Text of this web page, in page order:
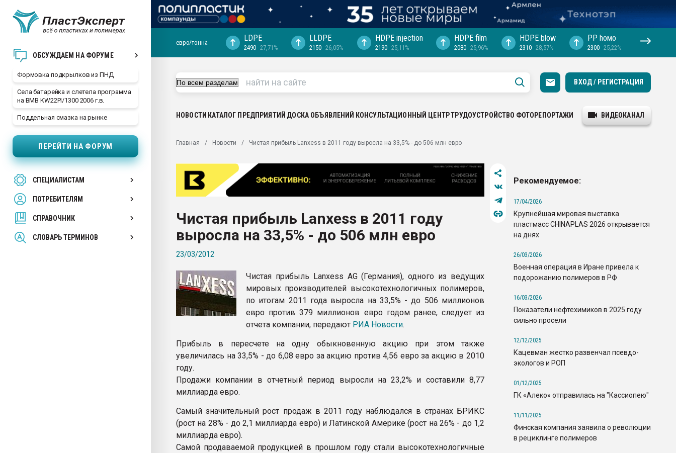
ОБСУЖДАЕМ НА ФОРУМЕ
Формовка подкрылков из ПНД
Села батарейка и слетела программа
на BMB KW22PI/1300 2006 г.в.
Поддельная смазка на рынке
ПЕРЕЙТИ НА ФОРУМ
СПЕЦИАЛИСТАМ
ПОТРЕБИТЕЛЯМ
СПРАВОЧНИК
СЛОВАРЬ ТЕРМИНОВ
29.07.2026 ФРП помог "Ижевскому
Вакуум-формовочные машины:
28.07.2026 Автоматизация выходит на
первый план в переработке
пластмасс
ситуацией на строительном рынке
Всё, что касается выдува ПЭТ
бутылок
ПЕРЕЙТИ НА ФОРУМ
евро/тонна LDPE
2490 27,71%
LLDPE
2150 26,05%
HDPE injection
2190 25,11%
HDPE film
2080 25,96%
HDPE blow
2310 28,57%
PP hомо
2300 25,22%
ВХОД / РЕГИСТРАЦИЯ
НОВОСТИ КАТАЛОГ ПРЕДПРИЯТИЙ ДОСКА ОБЪЯВЛЕНИЙ КОНСУЛЬТАЦИОННЫЙ ЦЕНТРТРУДОУСТРОЙСТВО ФОТОРЕПОРТАЖИ ВИДЕОКАНАЛ
Главная Новости Чистая прибыль Lanxess в 2011 году выросла на 33,5% - до 506 млн евро
Чистая прибыль Lanxess в 2011 году
выросла на 33,5% - до 506 млн евро
23/03/2012
Чистая прибыль Lanxess AG (Германия), одного из ведущих
мировых производителей высокотехнологичных полимеров,
по итогам 2011 года выросла на 33,5% - до 506 миллионов
евро против 379 миллионов евро годом ранее, следует из
отчета компании, передают РИА Новости.
Прибыль в пересчете на одну обыкновенную акцию при этом также
увеличилась на 33,5% - до 6,08 евро за акцию против 4,56 евро за акцию в 2010
году.
Продажи компании в отчетный период выросли на 23,2% и составили 8,77
миллиарда евро.
Самый значительный рост продаж в 2011 году наблюдался в странах БРИКС
(рост на 28% - до 2,1 миллиарда евро) и Латинской Америке (рост на 26% - до 1,2
миллиарда евро).
Самой продаваемой продукцией в прошлом году стали высокотехнологичные
Рекомендуемое:
17/04/2026
Крупнейшая мировая выставка
пластмасс CHINAPLAS 2026 открывается
на днях
26/03/2026
Военная операция в Иране привела к
подорожанию полимеров в РФ
16/03/2026
Показатели нефтехимиков в 2025 году
сильно просели
12/12/2025
Кацевман жестко развенчал псевдо-
экологов и РОП
01/12/2025
ГК «Алеко» отправилась на "Кассиопею"
11/11/2025
Финская компания заявила о революции
в рециклинге полимеров